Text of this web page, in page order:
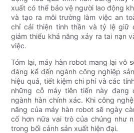
xuất có thể bảo vệ người lao động
và tạo ra môi trường làm việc an
chỉ cải thiện tinh thần và tỷ lệ giữ
giảm thiểu khả năng xảy ra tai nạn
việc.
Tóm lại, máy hàn robot mang lại vô
đáng kể đến ngành công nghiệp
hiệu quả, tiết kiệm chi phí và các
những cỗ máy tiên tiến này đang
ngành hàn chính xác. Khi công
năng của máy hàn robot sẽ ngày
cố hơn nữa vai trò của chúng như
trong bối cảnh sản xuất hiện đại.